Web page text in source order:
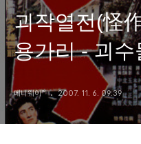
괴작열전(怪
용가리 - 괴
졸작?
페니웨이™ 2007. 11. 6. 09:39